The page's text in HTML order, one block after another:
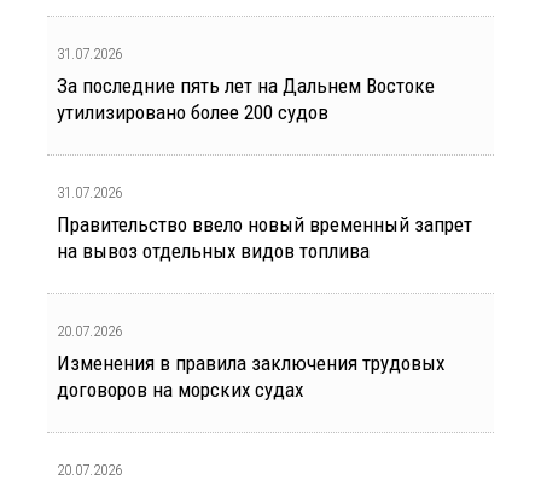
31.07.2026
За последние пять лет на Дальнем Востоке
утилизировано более 200 судов
31.07.2026
Правительство ввело новый временный запрет
на вывоз отдельных видов топлива
20.07.2026
Изменения в правила заключения трудовых
договоров на морских судах
20.07.2026